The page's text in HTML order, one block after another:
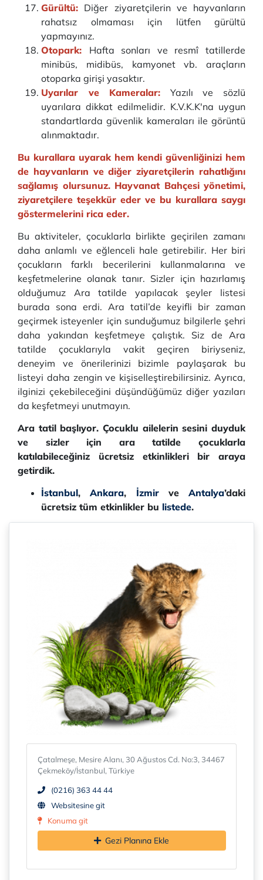
Gürültü: Diğer ziyaretçilerin ve hayvanların
rahatsız olmaması için lütfen gürültü
yapmayınız.
Otopark: Hafta sonları ve resmî tatillerde
minibüs, midibüs, kamyonet vb. araçların
otoparka girişi yasaktır.
Uyarılar ve Kameralar: Yazılı ve sözlü
uyarılara dikkat edilmelidir. K.V.K.K'na uygun
standartlarda güvenlik kameraları ile görüntü
alınmaktadır.
Bu kurallara uyarak hem kendi güvenliğinizi hem
de hayvanların ve diğer ziyaretçilerin rahatlığını
sağlamış olursunuz. Hayvanat Bahçesi yönetimi,
ziyaretçilere teşekkür eder ve bu kurallara saygı
göstermelerini rica eder.
Bu aktiviteler, çocuklarla birlikte geçirilen zamanı
daha anlamlı ve eğlenceli hale getirebilir. Her biri
çocukların farklı becerilerini kullanmalarına ve
keşfetmelerine olanak tanır. Sizler için hazırlamış
olduğumuz Ara tatilde yapılacak şeyler listesi
burada sona erdi. Ara tatil’de keyifli bir zaman
geçirmek isteyenler için sunduğumuz bilgilerle şehri
daha yakından keşfetmeye çalıştık. Siz de Ara
tatilde çocuklarıyla vakit geçiren biriyseniz,
deneyim ve önerilerinizi bizimle paylaşarak bu
listeyi daha zengin ve kişiselleştirebilirsiniz. Ayrıca,
ilginizi çekebileceğini düşündüğümüz diğer yazıları
da keşfetmeyi unutmayın.
Ara tatil başlıyor. Çocuklu ailelerin sesini duyduk
ve sizler için ara tatilde çocuklarla
katılabileceğiniz ücretsiz etkinlikleri bir araya
getirdik.
İstanbul,Ankara, İzmirve Antalya’daki
ücretsiz tüm etkinlikler bu listede.
Çatalmeşe, Mesire Alanı, 30 Ağustos Cd. No:3, 34467
Çekmeköy/İstanbul, Türkiye
(0216) 363 44 44
Websitesine git
Konuma git
Gezi Planına Ekle